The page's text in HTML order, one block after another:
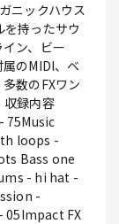
ニックハウス
持ったサウ
ン、ビー
のMIDI、ベ
数のFXワン
収録内容
75Music
loops -
Bass one
- hi hat -
-
05Impact FX